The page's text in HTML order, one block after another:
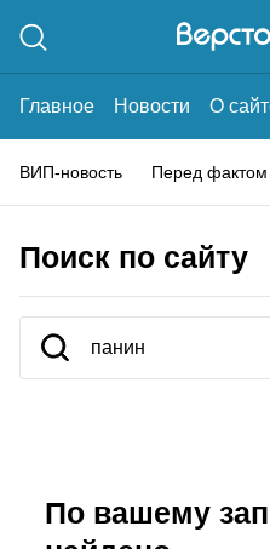
Главное Новости О
ВИП-новость Перед фактом
Поиск по сайту
По вашему